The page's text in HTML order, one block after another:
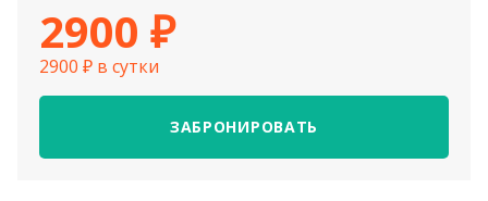
2900 ₽
2900 ₽ в сутки
ЗАБРОНИРОВАТЬ